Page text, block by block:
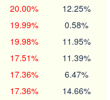
20.00% 12.25%
19.99% 0.58%
19.98% 11.95%
17.51% 11.39%
17.36% 6.47%
17.36% 14.66%